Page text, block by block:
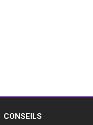
CONSEILS